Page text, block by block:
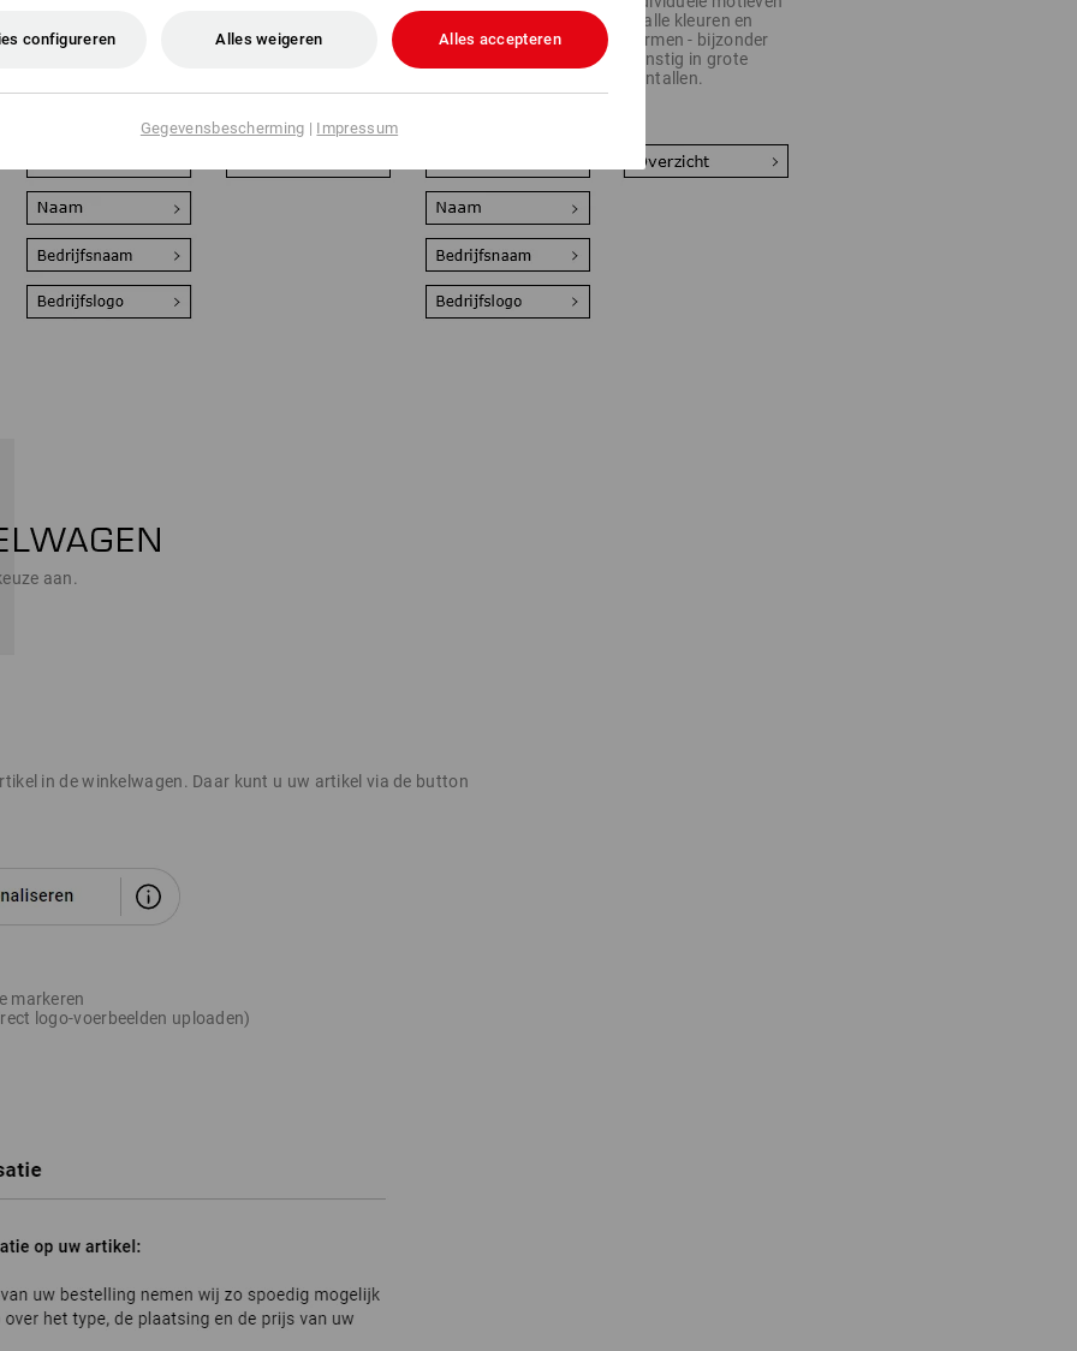
embleem op de
moderne
textiel gegraveerd.
bijna alle
kleuren en
in alle kleuren en
vormen - bijzonder
gunstig in grote
aantallen.
aan.
in de winkelwagen. Daar kunt u uw artikel via de button
markeren
logo-voerbeelden uploaden)
configureren Alles weigeren Alles accepteren
Gegevensbescherming | Impressum